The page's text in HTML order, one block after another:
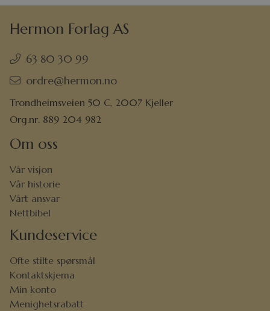
Hermon Forlag AS
63 80 30 99
ordre@hermon.no
Trondheimsveien 50 C, 2007 Kjeller
Org.nr. 889 204 982
Om oss
Vår visjon
Vår historie
Vårt ansvar
Nettbibel
Kundeservice
Ofte stilte spørsmål
Kontaktskjema
Min konto
Menighetsrabatt